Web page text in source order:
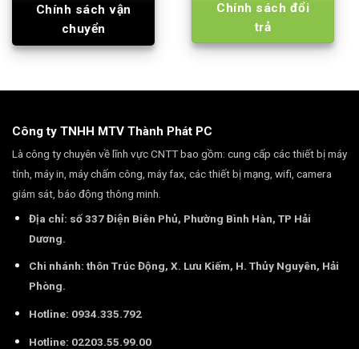
Chính sách vận
chuyển
Chính sách đổi
trả
Công ty TNHH MTV Thành Phát PC
Là công ty chuyên về lĩnh vực CNTT bao gồm: cung cấp các thiết bị máy
tính, máy in, máy chấm công, máy fax, các thiết bị mạng, wifi, camera
giám sát, báo động thông minh.
Địa chỉ: số 337 Điện Biên Phủ, Phường Bình Hàn, TP Hải
Dương.
Chi nhánh: thôn Trúc Động, X. Lưu Kiếm, H. Thủy Nguyên, Hải
Phòng.
Hotline: 0934.335.792
Hotline: 02203.55.99.00